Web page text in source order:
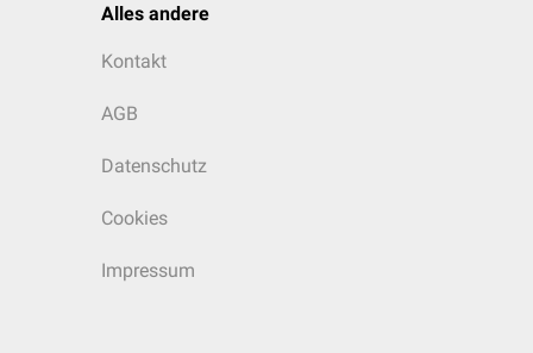
Alles andere
Kontakt
AGB
Datenschutz
Cookies
Impressum